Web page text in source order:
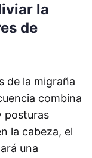
la
de
de la migraña
combina
posturas
la cabeza, el
una